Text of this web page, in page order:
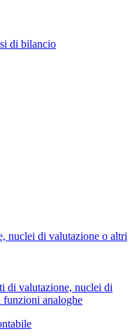
di bilancio
nuclei di valutazione o altri
di valutazione, nuclei di
funzioni analoghe